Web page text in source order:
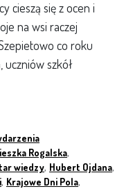
cieszą się z ocen i
na wsi raczej
co roku
uczniów szkół
Rogalska,
wiedzy, Hubert Ojdana,
, Krajowe Dni Pola,